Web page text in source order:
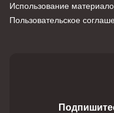
Использование
Пользовательское